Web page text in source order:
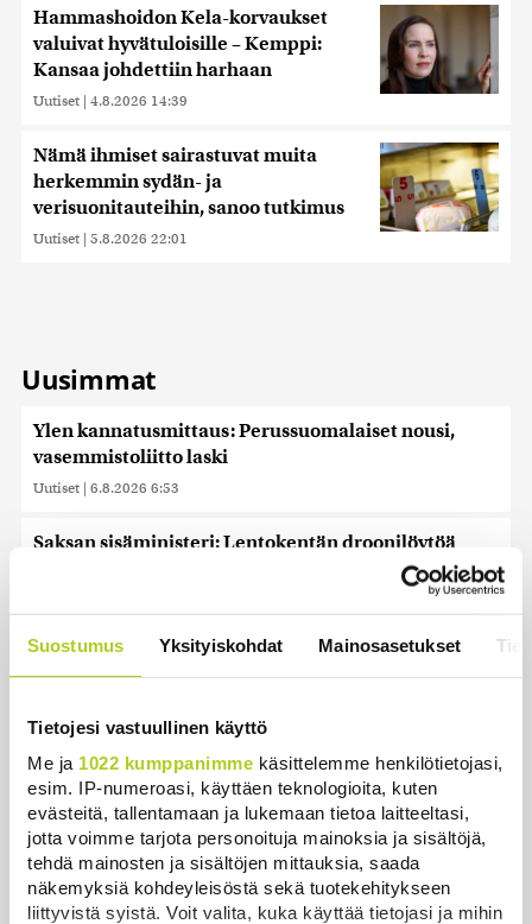
Suostumus Yksityiskohdat Mainosasetukset
Tietojesi vastuullinen käyttö
Me ja 1022 kumppanimme käsittelemme henkilötietojasi,
esim. IP-numeroasi, käyttäen teknologioita, kuten
evästeitä, tallentamaan ja lukemaan tietoa laitteeltasi,
jotta voimme tarjota personoituja mainoksia ja sisältöjä,
tehdä mainosten ja sisältöjen mittauksia, saada
näkemyksiä kohdeyleisöstä sekä tuotekehitykseen
liittyvistä syistä. Voit valita, kuka käyttää tietojasi ja mihin
Hammashoidon Kela-korvaukset
valuivat hyvätuloisille – Kemppi:
Kansaa johdettiin harhaan
Uutiset | 4.8.2026 14:39
Nämä ihmiset sairastuvat muita
herkemmin sydän- ja
verisuonitauteihin, sanoo tutkimus
Uutiset | 5.8.2026 22:01
Uusimmat
Ylen kannatusmittaus: Perussuomalaiset nousi,
vasemmistoliitto laski
Uutiset | 6.8.2026 6:53
Saksan sisäministeri: Lentokentän droonilöytöä
Observatorio vahvistaa: SpaceX-raketin osa törmäsi
Kuuhun ennustetusti
Torstaina 1,9 miljoonalla suomalaisella on
kiinteistöveron eräpäivä
Uutiset | 6.8.2026 1:31
Khamenein kanssa viestiminen on vaikeaa, sanoo
Iranin presidentti